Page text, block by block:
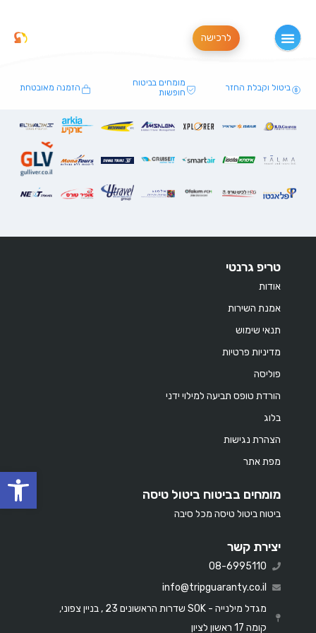
לרכישה
ביטול וקבלת החזר
מומחים בביטוח
חופשות
הזמנה מאובטחת
טריפ גרנטי
אודות
אמנת השירות
תנאי שימוש
מדיניות פרטיות
פוליסה
הורדת טופס תביעה למילוי ידני
בלוג
הצהרת נגישות
מפת אתר
מומחים בביטוח ביטול טיסה
ביטוח ביטול טיסה מכל סיבה
יצירת קשר
08-6995110
info@tripguaranty.co.il
מגדל מילנייה - SOK שדרות הראשונים 23 , בניין צפוני,
קומה 17 ראשון לציון